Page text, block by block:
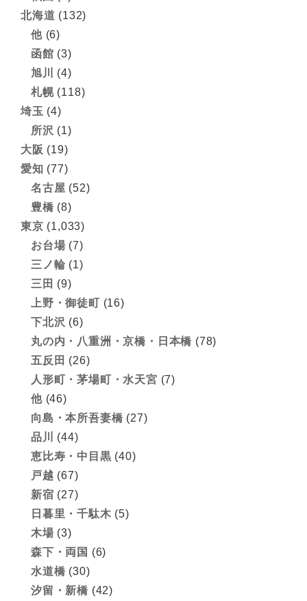
北海道 (132)
他(6)
函館 (3)
旭川
(4)
札幌(118)
埼玉 (4)
所沢 (1)
大阪 (19)
愛知 (77)
名古屋 (52)
豊橋 (8)
東京 (1,033)
お台場 (7)
三ノ輪 (1)
三田 (9)
上野・御徒町 (16)
下北沢 (6)
丸の内・八重洲・京橋・日本橋 (78)
五反田 (26)
人形町・茅場町・水天宮 (7)
他(46)
向島・本所吾妻橋 (27)
品川
(44)
恵比寿・中目黒 (40)
戸越 (67)
新宿 (27)
日暮里・千駄木 (5)
木場 (3)
森下・両国 (6)
水道橋 (30)
汐留・新橋 (42)